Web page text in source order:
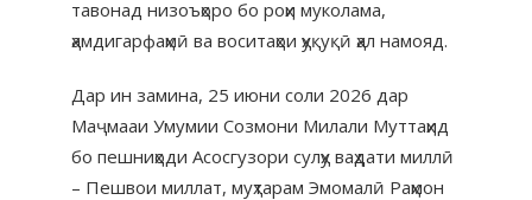
тавонад низоъҳоро бо роҳи муколама,
ҳамдигарфаҳмӣ ва воситаҳои ҳуқуқӣ ҳал намояд.
​Дар ин замина, 25 июни соли 2026 дар
Маҷмааи Умумии Созмони Милали Муттаҳид
бо пешниҳоди Асосгузори сулҳу ваҳдати миллӣ
– Пешвои миллат, муҳтарам Эмомалӣ Раҳмон